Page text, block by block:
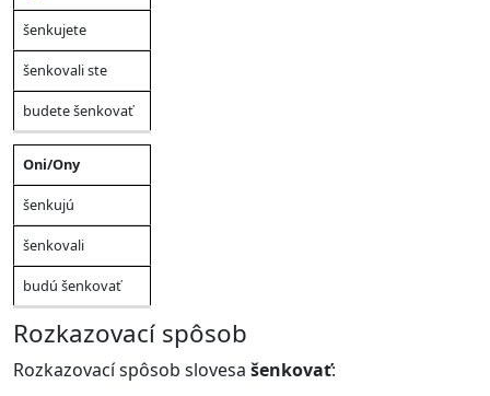
šenkujete
šenkovali ste
budete šenkovať
Oni/Ony
šenkujú
šenkovali
budú šenkovať
Rozkazovací spôsob
Rozkazovací spôsob slovesa šenkovať: